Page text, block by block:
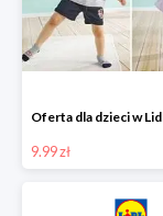
9.99 zł